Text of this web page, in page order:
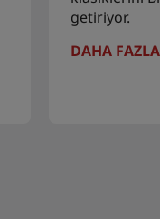
getiriyor.
DAHA